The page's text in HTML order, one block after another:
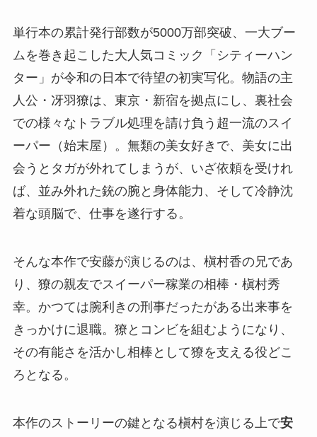
単行本の累計発行部数が5000万部突破、一大ブー
ムを巻き起こした大人気コミック「シティーハン
ター」が令和の日本で待望の初実写化。物語の主
人公・冴羽獠は、東京・新宿を拠点にし、裏社会
での様々なトラブル処理を請け負う超一流のスイ
ーパー（始末屋）。無類の美女好きで、美女に出
会うとタガが外れてしまうが、いざ依頼を受けれ
ば、並み外れた銃の腕と身体能力、そして冷静沈
着な頭脳で、仕事を遂行する。
そんな本作で安藤が演じるのは、槇村香の兄であ
り、獠の親友でスイーパー稼業の相棒・槇村秀
幸。かつては腕利きの刑事だったがある出来事を
きっかけに退職。獠とコンビを組むようになり、
その有能さを活かし相棒として獠を支える役どこ
ろとなる。
本作のストーリーの鍵となる槇村を演じる上で安